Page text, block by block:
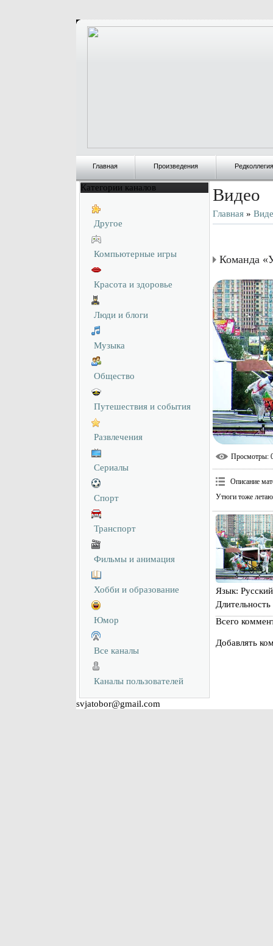
Главная Произведения Редколлегия
Категории каналов
Другое
Компьютерные игры
Красота и здоровье
Люди и блоги
Музыка
Общество
Путешествия и события
Развлечения
Сериалы
Спорт
Транспорт
Фильмы и анимация
Хобби и образование
Юмор
Все каналы
Каналы пользователей
Видео
Главная»
Команда
Просмотры:
Описание
Утюги тоже
Язык: Русский
Всего
Добавлять
svjatobor@gmail.com